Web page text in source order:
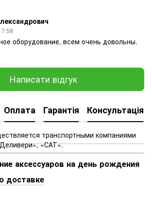
оборудование, всем очень довольны.
Написати відгук
Оплата Гарантія Консультація
аксессуаров на день рождения
доставке